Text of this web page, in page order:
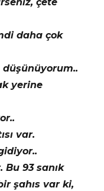
daha çok
düşünüyorum..
yerine
var.
Bu 93 sanık
şahıs var ki,